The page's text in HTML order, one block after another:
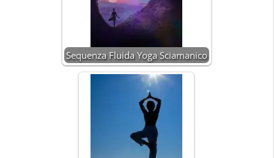
Sequenza Fluida Yoga Sciamanico